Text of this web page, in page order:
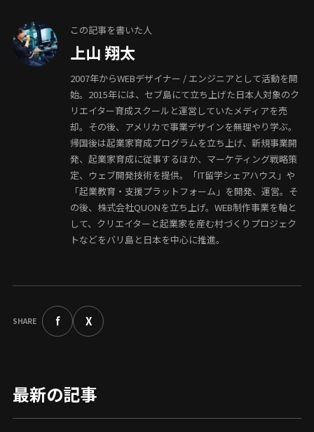
SHARE f X
この記事を書いた人
上山 翔太
2007年からWEBデザイナー / エンジニアとして活動を開
始。2015年には、セブ島にて立ち上げた日本人対象のク
リエイター育成スクールと運営していたメディアを売
却。その後、アメリカで事業デザインを無理やり学ぶ。
帰国後は起業家育成プログラムを立ち上げ、新規事業開
発、起業家育成に従事するほか、マーケティング戦略策
定、ウェブ開発技術を提供。「IT留学シェアハウス」や
「起業教育・支援プラットフォーム」を開発、運営。そ
の後、株式会社QUONを立ち上げ。WEB制作事業を軸と
して、クリエイターと起業家を産む村づくりプロジェク
トなどをバリ島と日本を中心に推進。
最新の記事